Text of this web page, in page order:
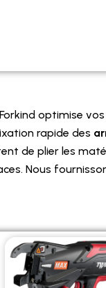
optimise vos
rapide des
de plier les
Nous